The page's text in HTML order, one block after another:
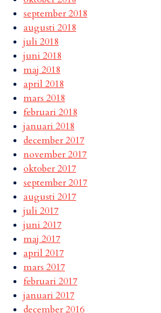
september 2018
augusti 2018
juli 2018
juni 2018
maj 2018
april 2018
mars 2018
februari 2018
januari 2018
december 2017
november 2017
oktober 2017
september 2017
augusti 2017
juli 2017
juni 2017
maj 2017
april 2017
mars 2017
februari 2017
januari 2017
december 2016